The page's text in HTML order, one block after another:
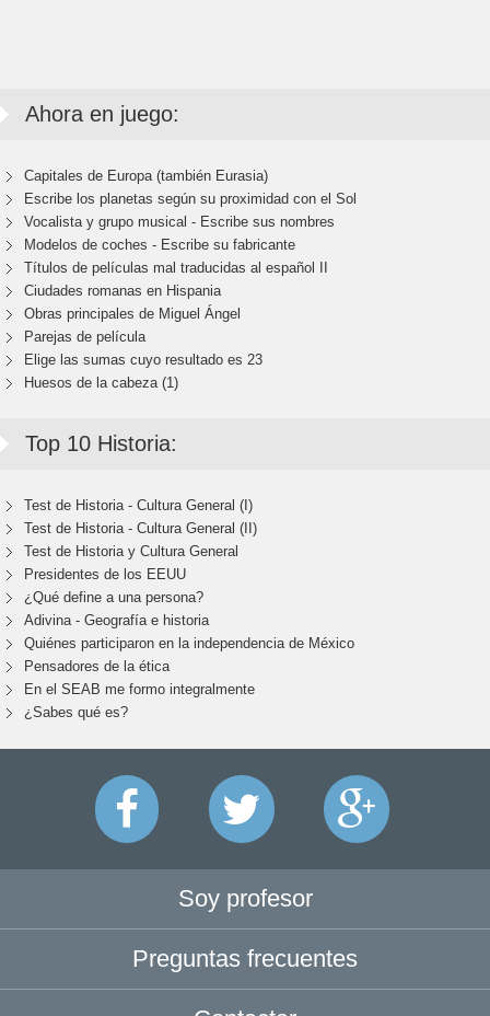
Ahora en juego:
Capitales de Europa (también Eurasia)
Escribe los planetas según su proximidad con el Sol
Vocalista y grupo musical - Escribe sus nombres
Modelos de coches - Escribe su fabricante
Títulos de películas mal traducidas al español II
Ciudades romanas en Hispania
Obras principales de Miguel Ángel
Parejas de película
Elige las sumas cuyo resultado es 23
Huesos de la cabeza (1)
Top 10 Historia:
Test de Historia - Cultura General (I)
Test de Historia - Cultura General (II)
Test de Historia y Cultura General
Presidentes de los EEUU
¿Qué define a una persona?
Adivina - Geografía e historia
Quiénes participaron en la independencia de México
Pensadores de la ética
En el SEAB me formo integralmente
¿Sabes qué es?
Soy profesor
Preguntas frecuentes